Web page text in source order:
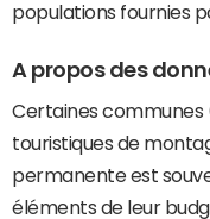
populations fournies
A propos des
Certaines
touristiques de
permanente est
éléments de leur